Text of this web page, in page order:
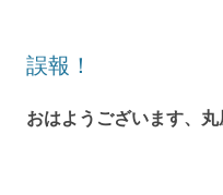
誤報！
おはようございます、丸